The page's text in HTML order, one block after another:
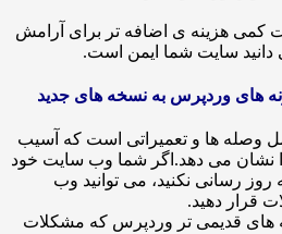
ی اضافه تر برای آرامش
شما ایمن است.
به نسخه های جدید
و تعمیراتی است که آسیب
می دهد.اگر شما وب سایت خود
نکنید، می توانید وب
تر وردپرس که مشکلات